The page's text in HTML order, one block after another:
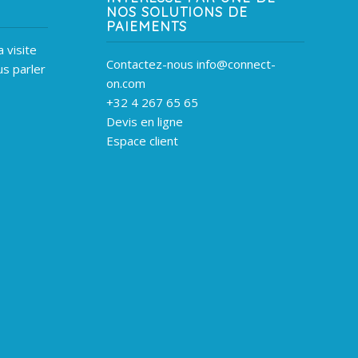
visite
parler
NOS SOLUTIONS DE
PAIEMENTS
Contactez-nous info@connect-
on.com
+32 4 267 65 65
Devis en ligne
Espace client